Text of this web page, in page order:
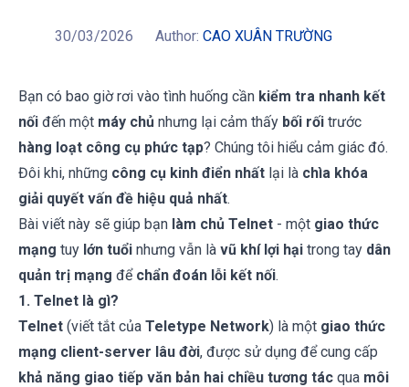
30/03/2026 Author: CAO XUÂN TRƯỜNG
Bạn có bao giờ rơi vào tình huống cần kiểm tra nhanh kết
nối đến một máy chủ nhưng lại cảm thấy bối rối trước
hàng loạt công cụ phức tạp? Chúng tôi hiểu cảm giác đó.
Đôi khi, những công cụ kinh điển nhất lại là chìa khóa
giải quyết vấn đề hiệu quả nhất.
Bài viết này sẽ giúp bạn làm chủ Telnet - một giao thức
mạng tuy lớn tuổi nhưng vẫn là vũ khí lợi hại trong tay dân
quản trị mạng để chẩn đoán lỗi kết nối.
1. Telnet là gì?
Telnet (viết tắt của Teletype Network) là một giao thức
mạng client-server lâu đời, được sử dụng để cung cấp
khả năng giao tiếp văn bản hai chiều tương tác qua môi